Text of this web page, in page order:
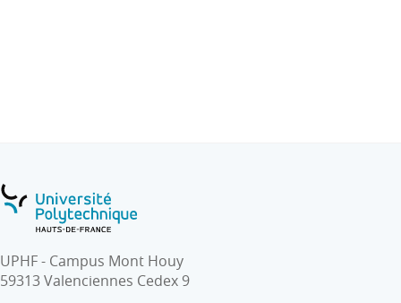
UPHF - Campus Mont Houy
59313 Valenciennes Cedex 9